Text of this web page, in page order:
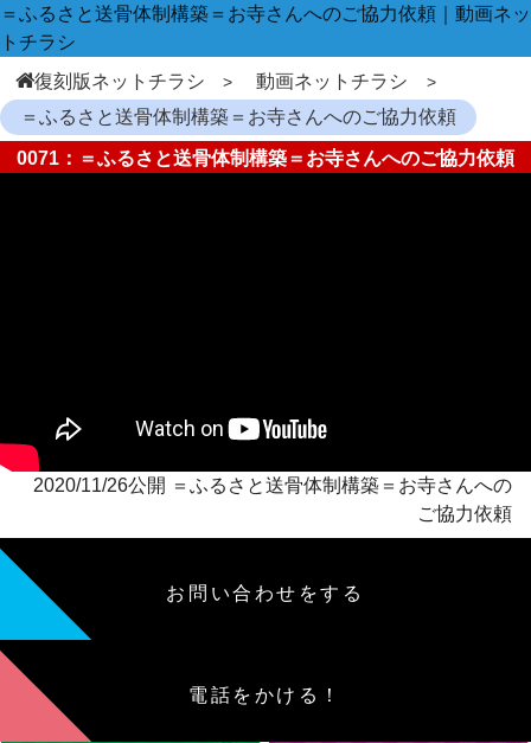
＝ふるさと送骨体制構築＝お寺さんへのご協力依頼｜動画ネッ
トチラシ
復刻版ネットチラシ
動画ネットチラシ
＝ふるさと送骨体制構築＝お寺さんへのご協力依頼
0071：＝ふるさと送骨体制構築＝お寺さんへのご協力依頼
2020/11/26公開 ＝ふるさと送骨体制構築＝お寺さんへの
ご協力依頼
お問い合わせをする
電話をかける！